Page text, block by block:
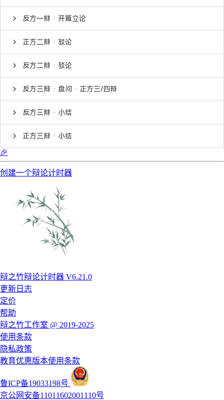
反方一辩 · 开篇立论
正方二辩 · 驳论
反方二辩 · 驳论
反方三辩 · 盘问 · 正方三/四辩
反方三辩 · 小结
正方三辩 · 小结
🎉
创建一个辩论计时器
辩之竹辩论计时器 V6.21.0
更新日志
定价
帮助
辩之竹工作室 @ 2019-2025
使用条款
隐私政策
教育优惠版本使用条款
鲁ICP备19033198号
京公网安备11011602001110号